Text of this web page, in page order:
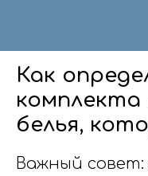
Как
комплекта
белья,
Важный